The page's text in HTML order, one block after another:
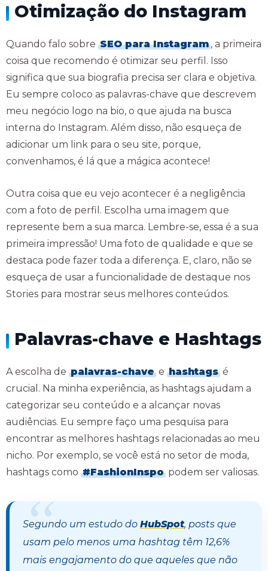
Otimização do Instagram
Quando falo sobre SEO para Instagram , a primeira
coisa que recomendo é otimizar seu perfil. Isso
significa que sua biografia precisa ser clara e objetiva.
Eu sempre coloco as palavras-chave que descrevem
meu negócio logo na bio, o que ajuda na busca
interna do Instagram. Além disso, não esqueça de
adicionar um link para o seu site, porque,
convenhamos, é lá que a mágica acontece!
Outra coisa que eu vejo acontecer é a negligência
com a foto de perfil. Escolha uma imagem que
represente bem a sua marca. Lembre-se, essa é a sua
primeira impressão! Uma foto de qualidade e que se
destaca pode fazer toda a diferença. E, claro, não se
esqueça de usar a funcionalidade de destaque nos
Stories para mostrar seus melhores conteúdos.
Palavras-chave e Hashtags
A escolha de palavras-chave e hashtags é
crucial. Na minha experiência, as hashtags ajudam a
categorizar seu conteúdo e a alcançar novas
audiências. Eu sempre faço uma pesquisa para
encontrar as melhores hashtags relacionadas ao meu
nicho. Por exemplo, se você está no setor de moda,
hashtags como #FashionInspo podem ser valiosas.
Segundo um estudo do HubSpot, posts que
usam pelo menos uma hashtag têm 12,6%
mais engajamento do que aqueles que não